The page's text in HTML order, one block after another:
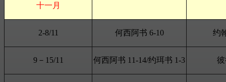
十一月
2-8/11 何西阿书 6-10 约
9－15/11 何西阿书 11-14/约珥书 1-3